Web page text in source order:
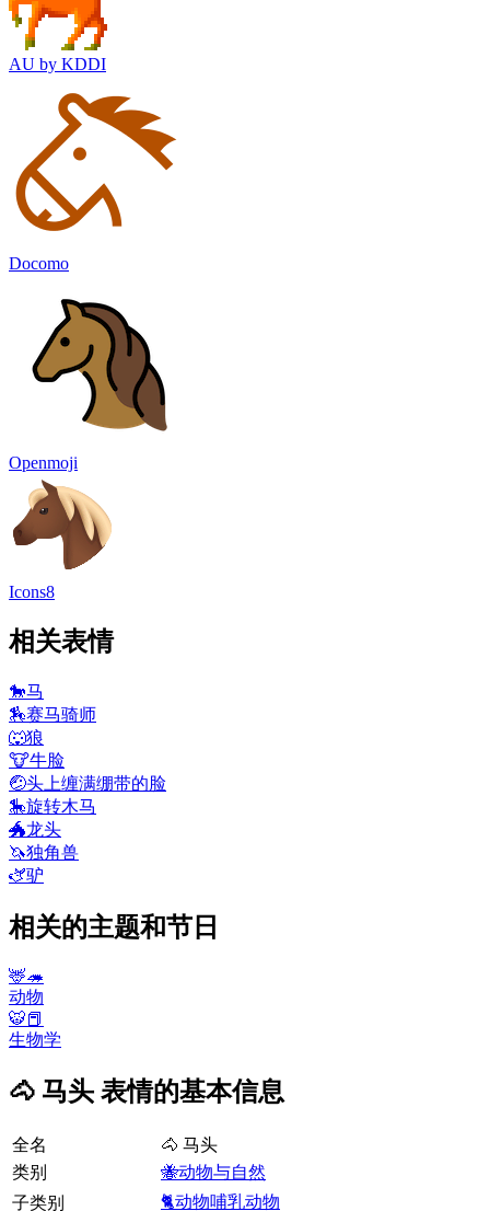
AU by KDDI
Docomo
Openmoji
Icons8
相关表情
🐎马
🏇赛马骑师
🐺狼
🐮牛脸
🤕头上缠满绷带的脸
🎠旋转木马
🐲龙头
🦄独角兽
🫏驴
相关的主题和节日
🦌🦔
动物
🐯📕
生物学
🐴 马头 表情的基本信息
全名
🐴 马头
类别
🐝动物与自然
子类别
🐈动物哺乳动物